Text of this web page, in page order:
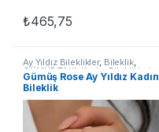
₺465,75
Ay Yıldız Bileklikler, Bileklik,
GÜMÜŞ TAKI Kadın Bileklikleri
Taşlı Bileklikler
Gümüş Rose Ay Yıldız Kadın
Bileklik